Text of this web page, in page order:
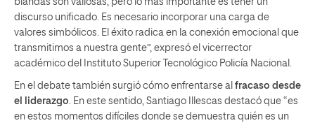
blandas son valiosas, pero lo más importante es tener un
discurso unificado. Es necesario incorporar una carga de
valores simbólicos. El éxito radica en la conexión emocional que
transmitimos a nuestra gente”, expresó el vicerrector
académico del Instituto Superior Tecnológico Policía Nacional.
En el debate también surgió cómo enfrentarse al fracaso desde
el liderazgo. En este sentido, Santiago Illescas destacó que “es
en estos momentos difíciles donde se demuestra quién es un